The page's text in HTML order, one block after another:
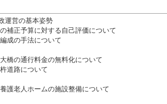
運営の基本姿勢
補正予算に対する自己評価について
成の手法について
橋の通行料金の無料化について
道路について
護老人ホームの施設整備について